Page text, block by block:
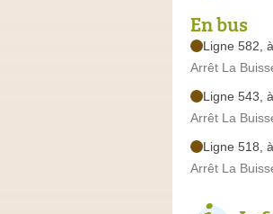
En bus
Ligne 582,
Arrêt La
Ligne 543,
Arrêt La
Ligne 518,
Arrêt La